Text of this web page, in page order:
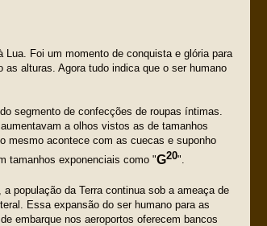
Lua. Foi um momento de conquista e glória para
alturas. Agora tudo indica que o ser humano
segmento de confecções de roupas íntimas.
a olhos vistos as de tamanhos
mesmo acontece com as cuecas e suponho
tamanhos exponenciais como "G20".
população da Terra continua sob a ameaça de
Essa expansão do ser humano para as
embarque nos aeroportos oferecem bancos